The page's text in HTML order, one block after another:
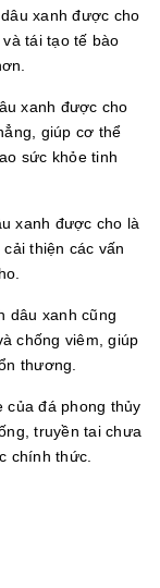
xanh được cho
tái tạo tế bào
xanh được cho
giúp cơ thể
sức khỏe tinh
xanh được cho là
thiện các vấn
dâu xanh cũng
chống viêm, giúp
thương.
của đá phong thủy
truyền tai chưa
chính thức.